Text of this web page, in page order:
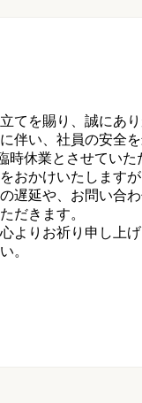
てを賜り、誠にあり
伴い、社員の安全
時休業とさせていた
おかけいたします
遅延や、お問い合
だきます。
よりお祈り申し上
。